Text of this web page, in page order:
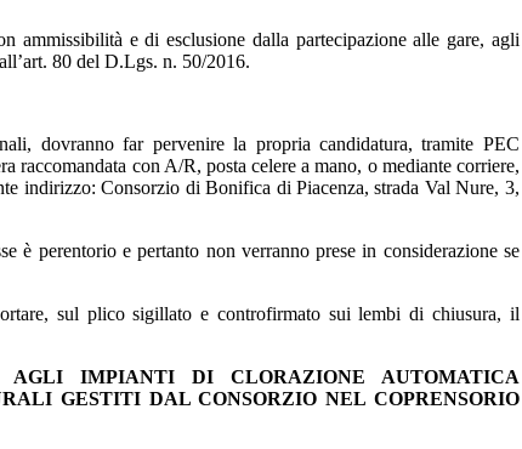
e di esclusione dalla partecipazione alle gare, agli
80 del D.Lgs. n. 50/2016.
dovranno far pervenire la propria candidatura, tramite PEC
raccomandata con A/R, posta celere a mano, o mediante corriere,
indirizzo: Consorzio di Bonifica di Piacenza, strada Val Nure, 3,
è perentorio e pertanto non verranno prese in considerazione se
sul plico sigillato e controfirmato sui lembi di chiusura, il
IMPIANTI DI CLORAZIONE AUTOMATICA
GESTITI DAL CONSORZIO NEL COPRENSORIO